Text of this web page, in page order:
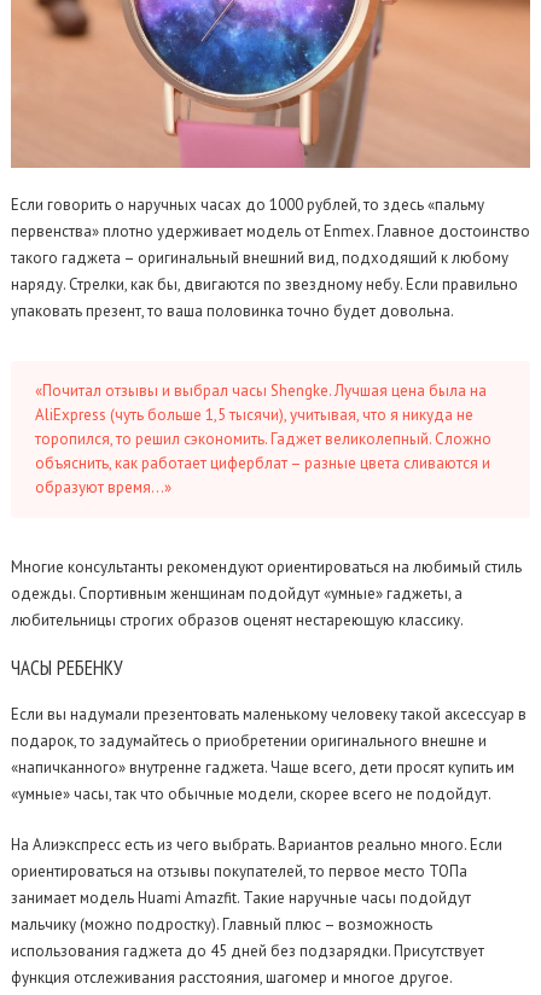
Если говорить о наручных часах до 1000 рублей, то здесь «пальму
первенства» плотно удерживает модель от Enmex. Главное достоинство
такого гаджета – оригинальный внешний вид, подходящий к любому
наряду. Стрелки, как бы, двигаются по звездному небу. Если правильно
упаковать презент, то ваша половинка точно будет довольна.
«Почитал отзывы и выбрал часы Shengke. Лучшая цена была на
AliExpress (чуть больше 1,5 тысячи), учитывая, что я никуда не
торопился, то решил сэкономить. Гаджет великолепный. Сложно
объяснить, как работает циферблат – разные цвета сливаются и
образуют время…»
Многие консультанты рекомендуют ориентироваться на любимый стиль
одежды. Спортивным женщинам подойдут «умные» гаджеты, а
любительницы строгих образов оценят нестареющую классику.
ЧАСЫ РЕБЕНКУ
Если вы надумали презентовать маленькому человеку такой аксессуар в
подарок, то задумайтесь о приобретении оригинального внешне и
«напичканного» внутренне гаджета. Чаще всего, дети просят купить им
«умные» часы, так что обычные модели, скорее всего не подойдут.
На Алиэкспресс есть из чего выбрать. Вариантов реально много. Если
ориентироваться на отзывы покупателей, то первое место ТОПа
занимает модель Huami Amazfit. Такие наручные часы подойдут
мальчику (можно подростку). Главный плюс – возможность
использования гаджета до 45 дней без подзарядки. Присутствует
функция отслеживания расстояния, шагомер и многое другое.